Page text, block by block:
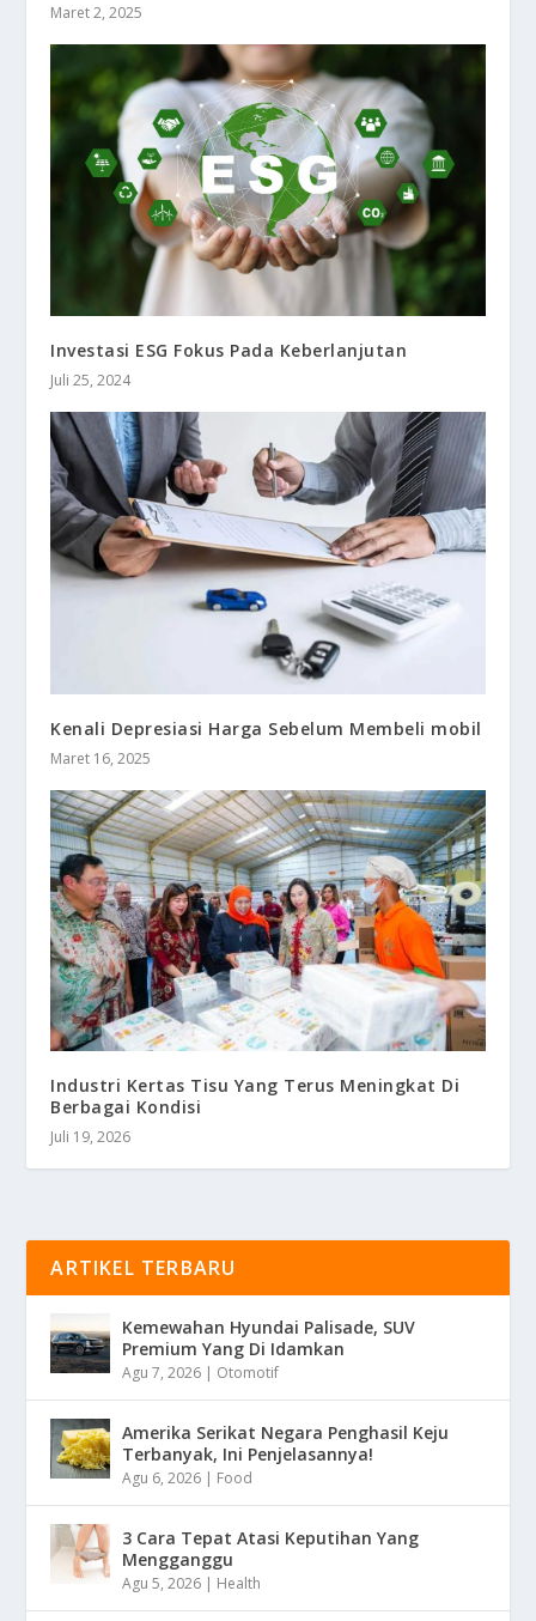
Maret 2, 2025
Investasi ESG Fokus Pada Keberlanjutan
Juli 25, 2024
Kenali Depresiasi Harga Sebelum Membeli mobil
Maret 16, 2025
Industri Kertas Tisu Yang Terus Meningkat Di
Berbagai Kondisi
Juli 19, 2026
ARTIKEL TERBARU
Kemewahan Hyundai Palisade, SUV
Premium Yang Di Idamkan
Agu 7, 2026 | Otomotif
Amerika Serikat Negara Penghasil Keju
Terbanyak, Ini Penjelasannya!
Agu 6, 2026 | Food
3 Cara Tepat Atasi Keputihan Yang
Mengganggu
Agu 5, 2026 | Health